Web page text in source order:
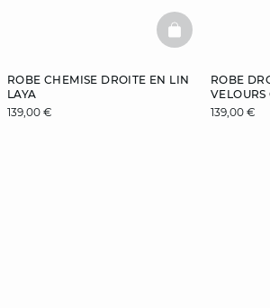
ROBE CHEMISE DROITE EN LIN
LAYA
139,00 €
BASKETFULL
ROBE
139,00 €